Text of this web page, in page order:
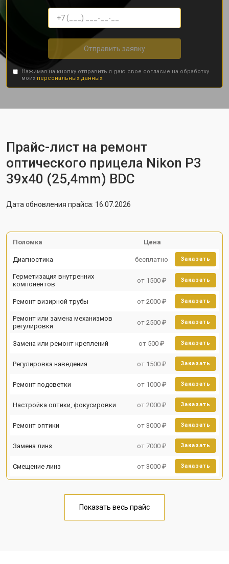
Отправить заявку
Нажимая на кнопку отправить я даю свое согласие на обработку
моих персональных данных.
Прайс-лист на ремонт
оптического прицела Nikon P3
39x40 (25,4mm) BDC
Дата обновления прайса: 16.07.2026
Поломка Цена
Диагностика бесплатно Заказать
Герметизация внутренних
компонентов
от 1500 ₽ Заказать
Ремонт визирной трубы от 2000 ₽ Заказать
Ремонт или замена механизмов
регулировки
от 2500 ₽ Заказать
Замена или ремонт креплений от 500 ₽ Заказать
Регулировка наведения от 1500 ₽ Заказать
Ремонт подсветки от 1000 ₽ Заказать
Настройка оптики, фокусировки от 2000 ₽ Заказать
Ремонт оптики от 3000 ₽ Заказать
Замена линз от 7000 ₽ Заказать
Смещение линз от 3000 ₽ Заказать
Показать весь прайс